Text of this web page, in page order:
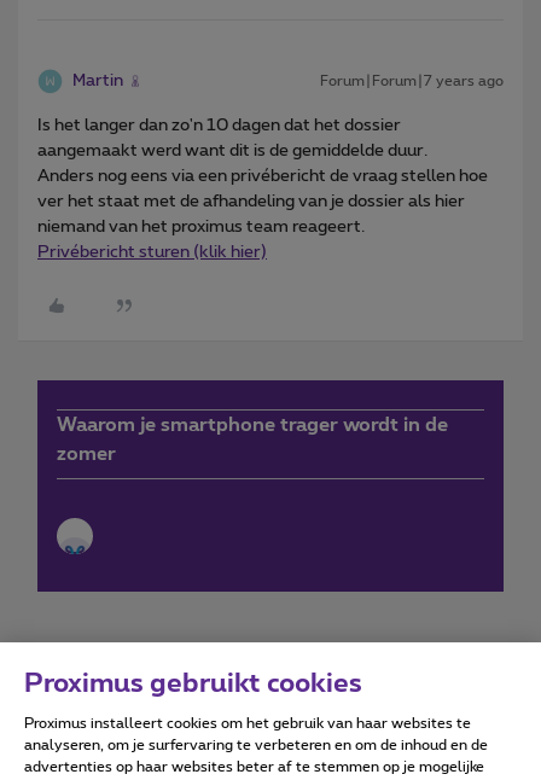
Martin Forum|Forum|7 years ago
Is het langer dan zo'n 10 dagen dat het dossier
aangemaakt werd want dit is de gemiddelde duur.
Anders nog eens via een privébericht de vraag stellen hoe
ver het staat met de afhandeling van je dossier als hier
niemand van het proximus team reageert.
Privébericht sturen (klik hier)
Waarom je smartphone trager wordt in de
zomer
Forumvoorwaarden Accessibility statement
Proximus gebruikt cookies
Proximus installeert cookies om het gebruik van haar websites te
analyseren, om je surfervaring te verbeteren en om de inhoud en de
advertenties op haar websites beter af te stemmen op je mogelijke